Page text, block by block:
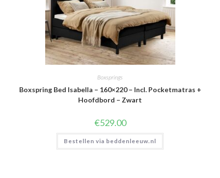
Boxsprings
Boxspring Bed Isabella – 160×220 – Incl. Pocketmatras +
Hoofdbord – Zwart
€529.00
Bestellen via beddenleeuw.nl